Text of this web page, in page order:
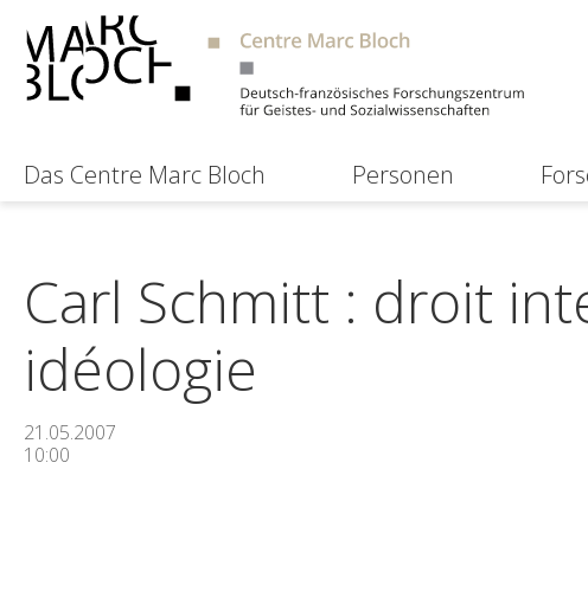
Das Centre Marc Bloch Personen
Carl Schmitt : droit
idéologie
21.05.2007
10:00